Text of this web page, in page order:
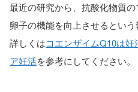
最近の研究から、抗酸化物質
卵子の機能を向上させるという
詳しくはコエンザイムQ10は
ア妊活を参考にしてください。